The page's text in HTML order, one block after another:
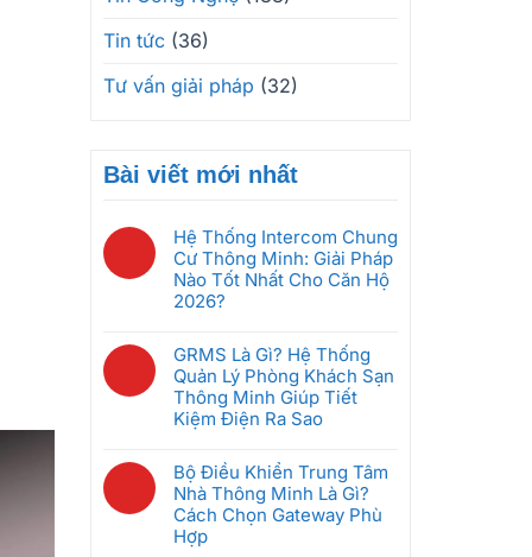
Tin tức (36)
Tư vấn giải pháp (32)
Bài viết mới nhất
Hệ Thống Intercom Chung
Cư Thông Minh: Giải Pháp
Nào Tốt Nhất Cho Căn Hộ
2026?
có
bình
luận
ở
Hệ
Intercom
Chung
Cư
Thông
GRMS Là Gì? Hệ Thống
Quản Lý Phòng Khách Sạn
Thông Minh Giúp Tiết
Kiệm Điện Ra Sao
có
bình
luận
ở
GRMS
Bộ Điều Khiển Trung Tâm
Nhà Thông Minh Là Gì?
Cách Chọn Gateway Phù
Hợp